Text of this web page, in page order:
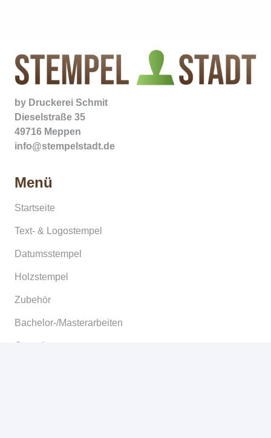
by Druckerei Schmit
Dieselstraße 35
49716 Meppen
info@stempelstadt.de
Menü
Startseite
Text- & Logostempel
Datumsstempel
Holzstempel
Zubehör
Bachelor-/Masterarbeiten
Copyshop